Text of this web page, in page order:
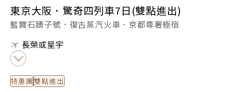
東京大阪．驚奇四列車7日(雙點進出)
藍寶石踴子號．復古蒸汽火車．京都尊奢極宿
長榮或星宇
特惠團雙點進出